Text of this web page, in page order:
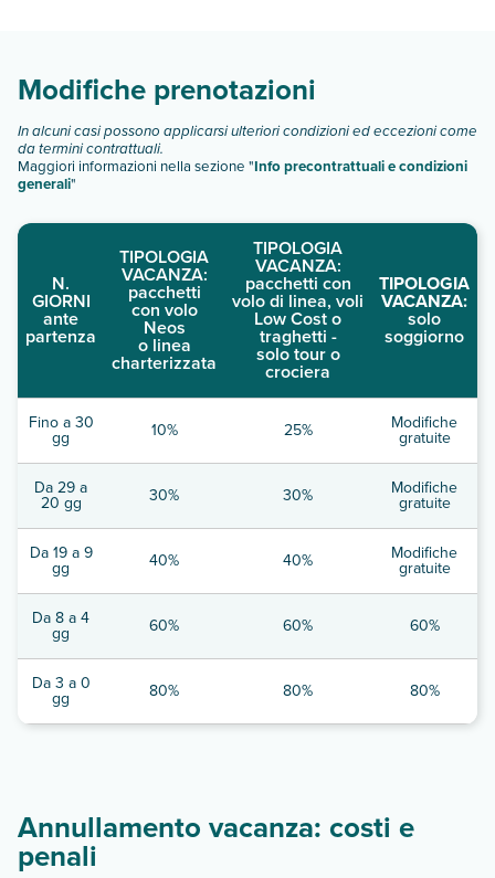
Modifiche prenotazioni
In alcuni casi possono applicarsi ulteriori condizioni ed eccezioni come
da termini contrattuali.
Maggiori informazioni nella sezione "Info precontrattuali e condizioni
generali"
N.
GIORNI
ante
partenza
TIPOLOGIA
VACANZA:
pacchetti
con volo
Neos
o linea
charterizzata
TIPOLOGIA
VACANZA:
pacchetti con
volo di linea, voli
Low Cost o
traghetti -
solo tour o
crociera
TIPOLOGIA
VACANZA:
solo
soggiorno
Fino a 30
gg 10% 25% Modifiche
gratuite
Da 29 a
20 gg 30% 30% Modifiche
gratuite
Da 19 a 9
gg 40% 40% Modifiche
gratuite
Da 8 a 4
gg 60% 60% 60%
Da 3 a 0
gg 80% 80% 80%
Annullamento vacanza: costi e
penali